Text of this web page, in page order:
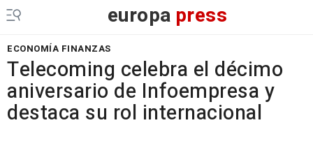
europa press
ECONOMÍA FINANZAS
Telecoming celebra el décimo
aniversario de Infoempresa y
destaca su rol internacional